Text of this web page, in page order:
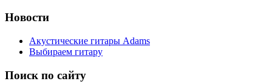
Новости
Акустические гитары Adams
Выбираем гитару
Поиск по сайту